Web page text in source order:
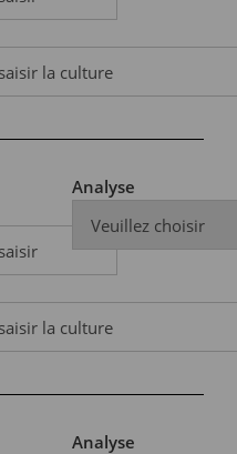
Analyse
Analyse